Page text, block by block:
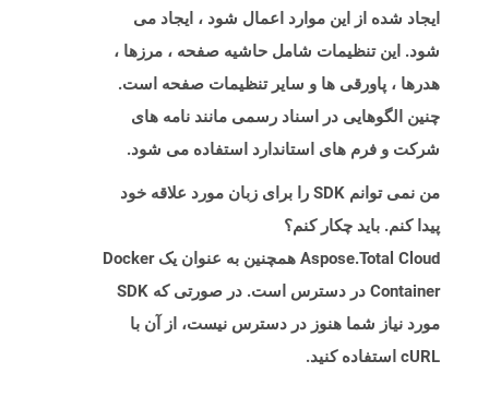
ایجاد شده از این موارد اعمال شود ، ایجاد می
شود. این تنظیمات شامل حاشیه صفحه ، مرزها ،
هدرها ، پاورقی ها و سایر تنظیمات صفحه است.
چنین الگوهایی در اسناد رسمی مانند نامه های
شرکت و فرم های استاندارد استفاده می شود.
من نمی توانم SDK را برای زبان مورد علاقه خود
پیدا کنم. باید چکار کنم؟
Aspose.Total Cloud همچنین به عنوان یک Docker
Container در دسترس است. در صورتی که SDK
مورد نیاز شما هنوز در دسترس نیست، از آن با
cURL استفاده کنید.